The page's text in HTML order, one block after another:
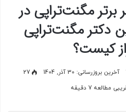
12 دکتر برتر مگنت‌تراپی در
دکتر مگنت‌تراپی
کیست؟
آخرین بروزرسانی: 30 آذر, 1404
27
مطالعه 7 دقیقه